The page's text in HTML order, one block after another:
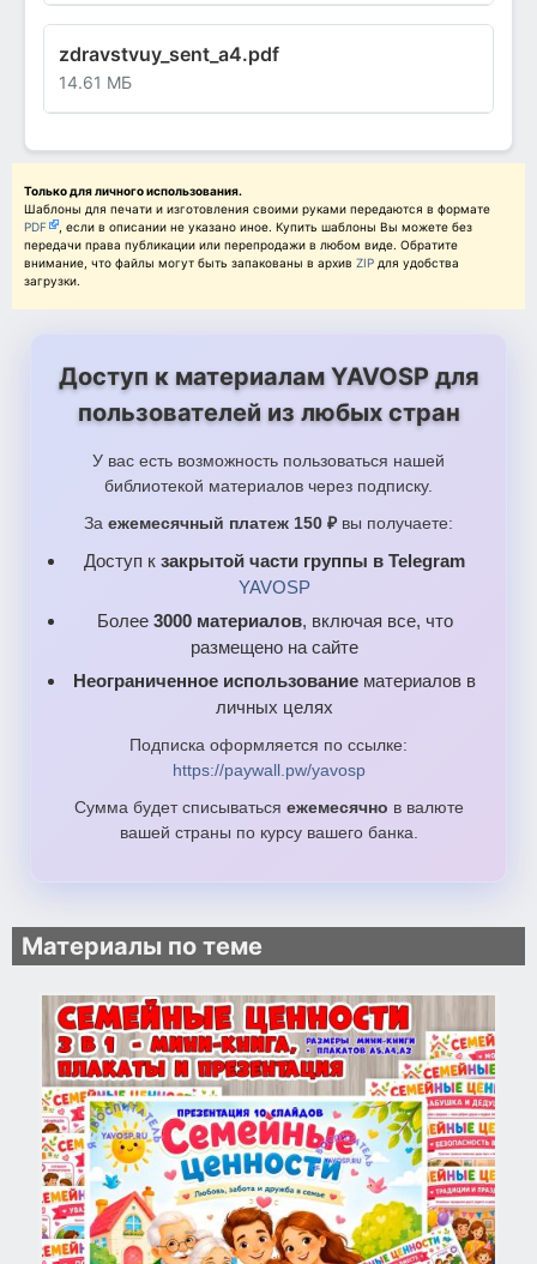
zdravstvuy_sent_a4.pdf
14.61 МБ
Только для личного использования.
Шаблоны для печати и изготовления своими руками передаются в формате
PDF
, если в описании не указано иное. Купить шаблоны Вы можете без
передачи права публикации или перепродажи в любом виде. Обратите
внимание, что файлы могут быть запакованы в архив ZIP для удобства
загрузки.
Доступ к материалам YAVOSP для
пользователей из любых стран
У вас есть возможность пользоваться нашей
библиотекой материалов через подписку.
За ежемесячный платеж 150 ₽ вы получаете:
Доступ к закрытой части группы в Telegram
YAVOSP
Более 3000 материалов, включая все, что
размещено на сайте
Неограниченное использование материалов в
личных целях
Подписка оформляется по ссылке:
https://paywall.pw/yavosp
Сумма будет списываться ежемесячно в валюте
вашей страны по курсу вашего банка.
Материалы по теме